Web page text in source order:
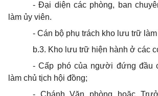
- Đại diện các phòng, ban
làm ủy viên.
- Cán bộ phụ trách kho lưu trữ
b.3. Kho lưu trữ hiện hành ở các
- Cấp phó của người đứng đầu
làm chủ tịch hội đồng;
- Chánh Văn phòng hoặc